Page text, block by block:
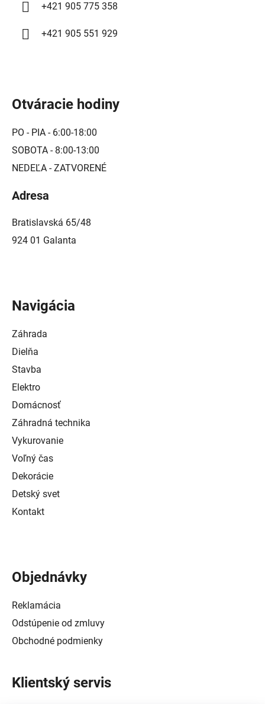
+421 905 775 358
+421 905 551 929
Otváracie hodiny
PO - PIA - 6:00-18:00
SOBOTA - 8:00-13:00
NEDEĽA - ZATVORENÉ
Adresa
Bratislavská 65/48
924 01 Galanta
Navigácia
Záhrada
Dielňa
Stavba
Elektro
Domácnosť
Záhradná technika
Vykurovanie
Voľný čas
Dekorácie
Detský svet
Kontakt
Objednávky
Reklamácia
Odstúpenie od zmluvy
Obchodné podmienky
Klientský servis